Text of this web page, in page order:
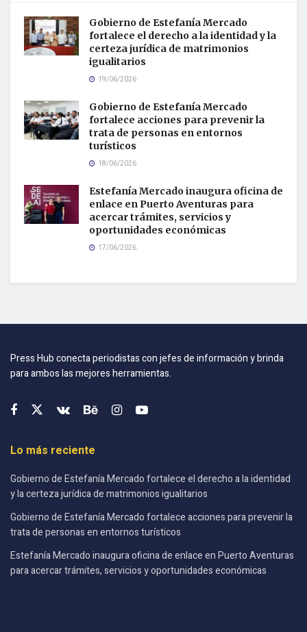
Gobierno de Estefanía Mercado
fortalece el derecho a la identidad y la
certeza jurídica de matrimonios
igualitarios
19/06/2026
Gobierno de Estefanía Mercado
fortalece acciones para prevenir la
trata de personas en entornos
turísticos
18/06/2026
Estefanía Mercado inaugura oficina de
enlace en Puerto Aventuras para
acercar trámites, servicios y
oportunidades económicas
17/06/2026
Press Hub conecta periodistas con jefes de información y brinda
para ambos las mejores herramientas.
Lo más reciente
Gobierno de Estefanía Mercado fortalece el derecho a la identidad
y la certeza jurídica de matrimonios igualitarios
Gobierno de Estefanía Mercado fortalece acciones para prevenir la
trata de personas en entornos turísticos
Estefanía Mercado inaugura oficina de enlace en Puerto Aventuras
para acercar trámites, servicios y oportunidades económicas